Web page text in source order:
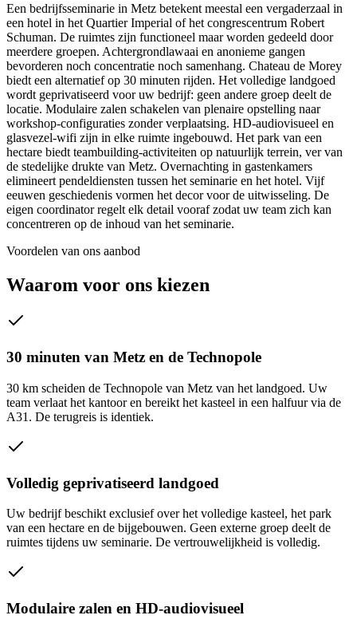
Een bedrijfsseminarie in Metz betekent meestal een vergaderzaal in
een hotel in het Quartier Imperial of het congrescentrum Robert
Schuman. De ruimtes zijn functioneel maar worden gedeeld door
meerdere groepen. Achtergrondlawaai en anonieme gangen
bevorderen noch concentratie noch samenhang. Chateau de Morey
biedt een alternatief op 30 minuten rijden. Het volledige landgoed
wordt geprivatiseerd voor uw bedrijf: geen andere groep deelt de
locatie. Modulaire zalen schakelen van plenaire opstelling naar
workshop-configuraties zonder verplaatsing. HD-audiovisueel en
glasvezel-wifi zijn in elke ruimte ingebouwd. Het park van een
hectare biedt teambuilding-activiteiten op natuurlijk terrein, ver van
de stedelijke drukte van Metz. Overnachting in gastenkamers
elimineert pendeldiensten tussen het seminarie en het hotel. Vijf
eeuwen geschiedenis vormen het decor voor de uitwisseling. De
eigen coordinator regelt elk detail vooraf zodat uw team zich kan
concentreren op de inhoud van het seminarie.
Voordelen van ons aanbod
Waarom voor ons kiezen
30 minuten van Metz en de Technopole
30 km scheiden de Technopole van Metz van het landgoed. Uw
team verlaat het kantoor en bereikt het kasteel in een halfuur via de
A31. De terugreis is identiek.
Volledig geprivatiseerd landgoed
Uw bedrijf beschikt exclusief over het volledige kasteel, het park
van een hectare en de bijgebouwen. Geen externe groep deelt de
ruimtes tijdens uw seminarie. De vertrouwelijkheid is volledig.
Modulaire zalen en HD-audiovisueel